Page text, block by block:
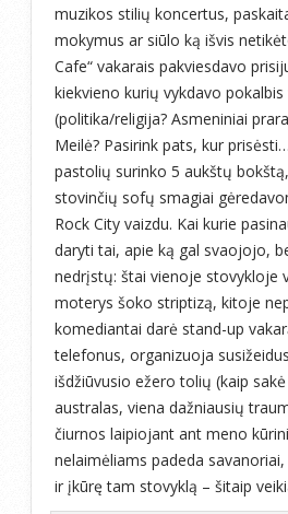
muzikos stilių koncertus,
mokymus ar siūlo ką išvis
Cafe“ vakarais pakviesdavo
kiekvieno kurių vykdavo
(politika/religija? Asmeniniai
Meilė? Pasirink pats, kur
pastolių surinko 5 aukštų
stovinčių sofų smagiai
Rock City vaizdu. Kai kurie
daryti tai, apie ką gal svaojojo,
nedrįstų: štai vienoje stovykloje
moterys šoko striptizą, kitoje
komediantai darė stand-up
telefonus, organizuoja
išdžiūvusio ežero tolių (kaip
australas, viena dažniausių
čiurnos laipiojant ant meno
nelaimėliams padeda
ir įkūrę tam stovyklą – šitaip